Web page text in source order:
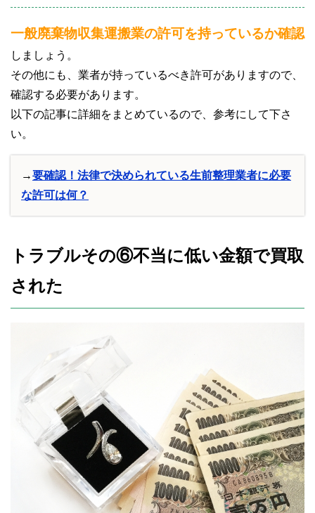
一般廃棄物収集運搬業の許可を持っているか確認
しましょう。
その他にも、業者が持っているべき許可がありますので、
確認する必要があります。
以下の記事に詳細をまとめているので、参考にして下さ
い。
→要確認！法律で決められている生前整理業者に必要
な許可は何？
トラブルその⑥不当に低い金額で買取
された